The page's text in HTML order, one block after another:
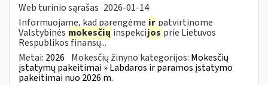
Web turinio sąrašas 2026-01-14
Informuojame, kad parengėme ir patvirtinome
Valstybinės mokesčių inspekcijos prie Lietuvos
Respublikos finansų...
Metai: 2026 Mokesčių žinyno kategorijos: Mokesčių
įstatymų pakeitimai » Labdaros ir paramos įstatymo
pakeitimai nuo 2026 m.